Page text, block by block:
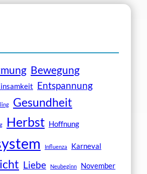
Bewegung
Entspannung
Gesundheit
Herbst Hoffnung
Influenza Karneval
Liebe Neubeginn November